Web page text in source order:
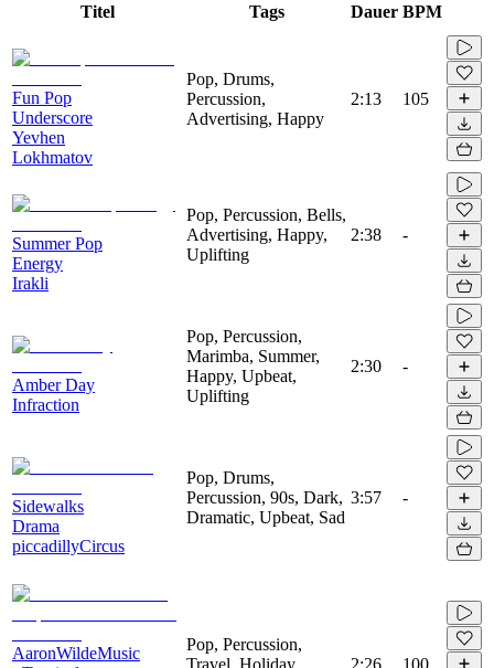
Titel Tags Dauer BPM
Fun Pop
Underscore
Yevhen
Lokhmatov
Pop, Drums,
Percussion,
Advertising, Happy
2:13 105
Summer Pop
Energy
Irakli
Pop, Percussion, Bells,
Advertising, Happy,
Uplifting
2:38 -
Amber Day
Infraction
Pop, Percussion,
Marimba, Summer,
Happy, Upbeat,
Uplifting
2:30 -
Sidewalks
Drama
piccadillyCircus
Pop, Drums,
Percussion, 90s, Dark,
Dramatic, Upbeat, Sad
3:57 -
AaronWildeMusic
Pop, Percussion,
Travel, Holiday,
2:26 100